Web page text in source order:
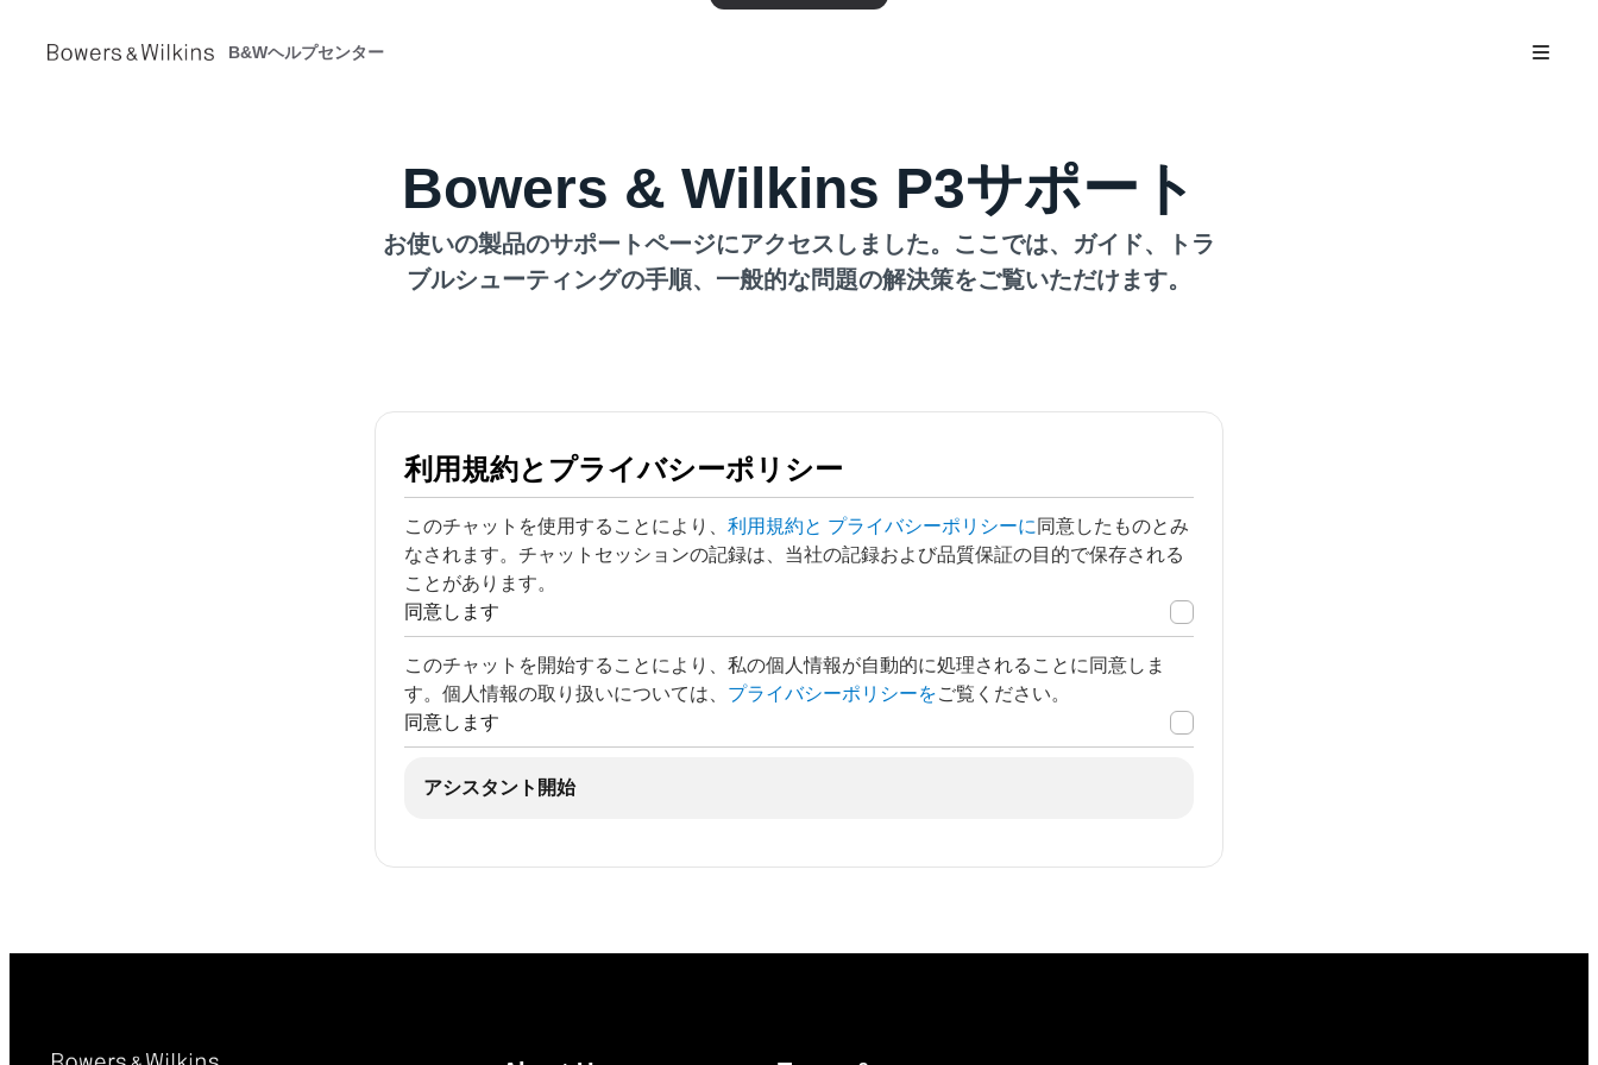
B&Wヘルプセンター
Bowers & Wilkins P3サポート
お使いの製品のサポートページにアクセスしました。ここでは、ガイド、トラ
ブルシューティングの手順、一般的な問題の解決策をご覧いただけます。
利用規約とプライバシーポリシー
このチャットを使用することにより、 利用規約と プライバシーポリシーに 同意したものとみ
なされます。チャットセッションの記録は、当社の記録および品質保証の目的で保存される
ことがあります。
同意します
このチャットを開始することにより、私の個人情報が自動的に処理されることに同意しま
す。個人情報の取り扱いについては、 プライバシーポリシーをご覧ください。
同意します
アシスタント開始